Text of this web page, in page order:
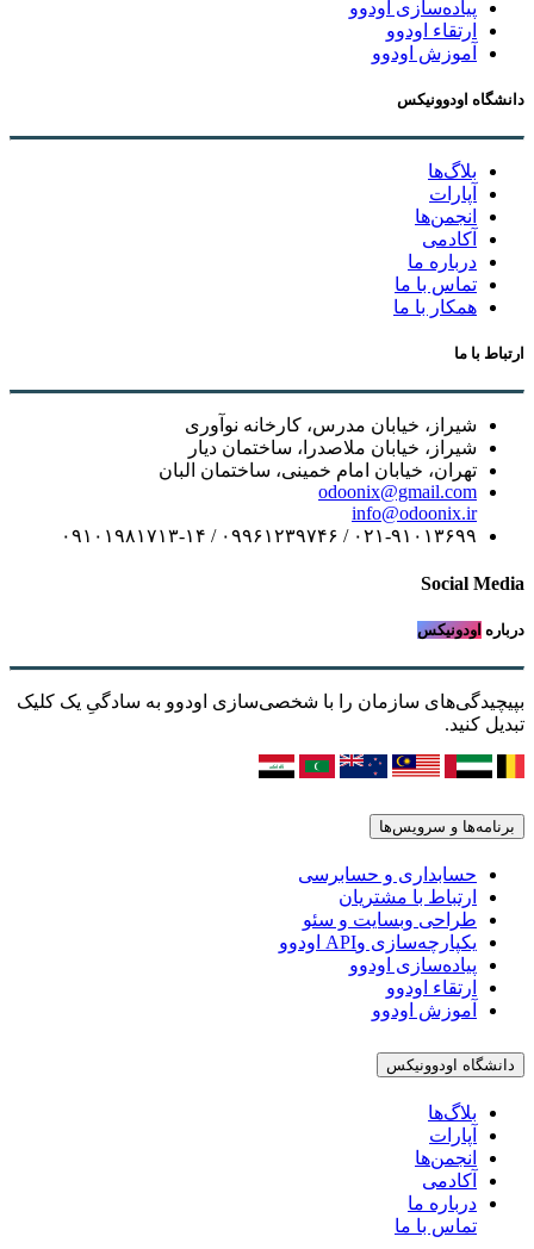
پیاده‌سازی اودوو
ارتقاء اودوو
آموزش اودوو
دانشگاه اودوونیکس
بلاگ‌ها
آپارات
انجمن‌ها
آکادمی
درباره ما
تماس با ما
همکار با ما
ارتباط با ما
شیراز، خیابان مدرس، کارخانه نوآوری
شیراز، خیابان ملاصدرا، ساختمان دیار
تهران، خیابان امام خمینی، ساختمان البان
odoonix@gmail.com
info@odoonix.ir
۰۲۱-۹۱۰۱۳۶۹۹ / ۰۹۹۶۱۲۳۹۷۴۶ / ۰۹۱۰۱۹۸۱۷۱۳-۱۴
Social Media
درباره اودونیکس
بپیچیدگی‌های سازمان را با شخصی‌سازی اودوو به سادگیِ یک کلیک
تبدیل کنید.
برنامه‌ها و سرویس‌ها
حسابداری و حسابرسی
ارتباط با مشتریان
طراحی وبسایت و سئو
یکپارچه‌سازی وAPI اودوو
پیاده‌سازی اودوو
ارتقاء اودوو
آموزش اودوو
دانشگاه اودوونیکس
بلاگ‌ها
آپارات
انجمن‌ها
آکادمی
درباره ما
تماس با ما